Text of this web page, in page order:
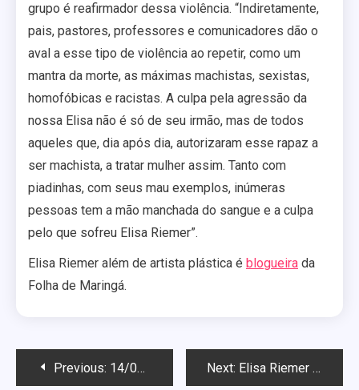
grupo é reafirmador dessa violência. “Indiretamente,
pais, pastores, professores e comunicadores dão o
aval a esse tipo de violência ao repetir, como um
mantra da morte, as máximas machistas, sexistas,
homofóbicas e racistas. A culpa pela agressão da
nossa Elisa não é só de seu irmão, mas de todos
aqueles que, dia após dia, autorizaram esse rapaz a
ser machista, a tratar mulher assim. Tanto com
piadinhas, com seus mau exemplos, inúmeras
pessoas tem a mão manchada do sangue e a culpa
pelo que sofreu Elisa Riemer”.
Elisa Riemer além de artista plástica é blogueira da
Folha de Maringá.
Navegação
Previous: 14/07/12 – Saturday Next: Elisa Riemer registra queixa contra irmão agressor na Delegacia da Mulher